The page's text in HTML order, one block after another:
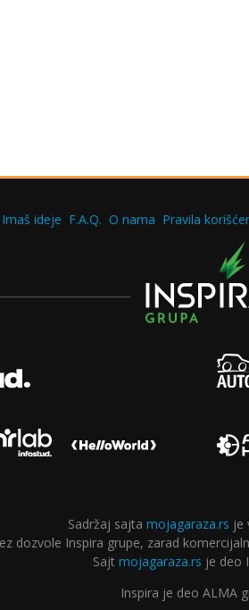
Imaš ideje F.A.Q. O nama Pravila
Sadržaj sajta mojagaraza.rs je
dozvole Inspira grupe, zarad
Sajt mojagaraza.rs je deo
Inspira je deo ALMA